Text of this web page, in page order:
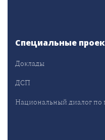
Специальные
Доклады
ДСП
Национальный диалог по